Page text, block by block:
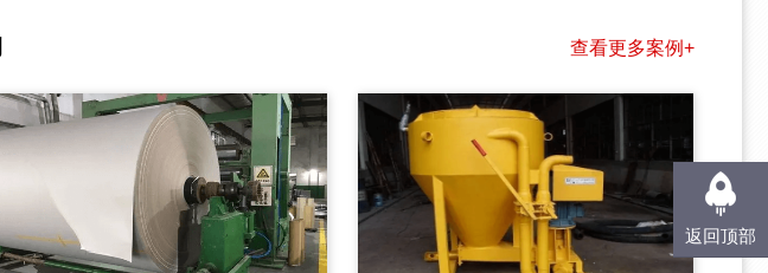
查看更多案例+
返回顶部